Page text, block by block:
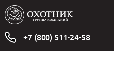
+7 (800) 511-24-58